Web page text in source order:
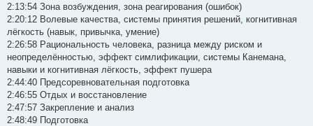
2:13:54 Зона возбуждения, зона реагирования (ошибок)
2:20:12 Волевые качества, системы принятия решений, когнитивная
лёгкость (навык, привычка, умение)
2:26:58 Рациональность человека, разница между риском и
неопределённостью, эффект симлификации, системы Канемана,
навыки и когнитивная лёгкость, эффект пушера
2:44:40 Предсоревновательная подготовка
2:46:55 Отдых и восстановление
2:47:57 Закрепление и анализ
2:48:49 Подготовка